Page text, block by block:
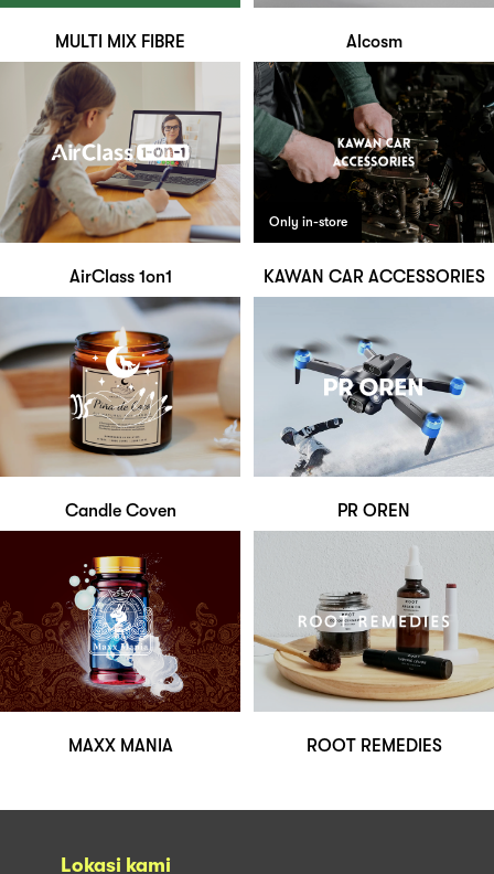
MULTI MIX FIBRE Alcosm
AirClass 1on1
Only in-store
KAWAN CAR ACCESSORIES
Candle Coven PR OREN
MAXX MANIA ROOT REMEDIES
Lokasi kami